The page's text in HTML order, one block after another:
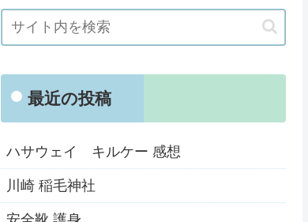
最近の投稿
ハサウェイ キルケー 感想
川崎 稲毛神社